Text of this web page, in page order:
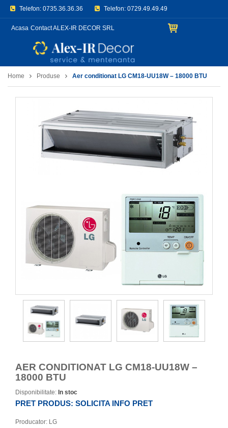
Telefon: 0735.36.36.36 Telefon: 0729.49.49.49
E-mail:office@aerconditionat.org
Acasa Contact ALEX-IR DECOR SRL
Home Produse Aer conditionat LG CM18-UU18W – 18000 BTU
AER CONDITIONAT LG CM18-UU18W –
18000 BTU
Disponibilitate: In stoc
PRET PRODUS: SOLICITA INFO PRET
Producator: LG